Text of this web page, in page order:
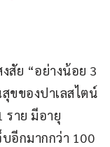
สัย “อย่างน้อย 3
ขของปาเลสไตน์
ราย มีอายุ
อีกมากกว่า 100